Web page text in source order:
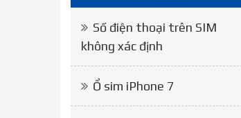
Số điện thoại trên SIM
không xác định
Ổ sim iPhone 7